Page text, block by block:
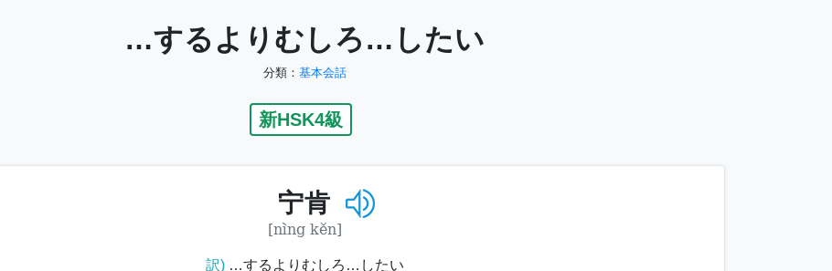
…するよりむしろ…したい
分類： 基本会話
新HSK4級
宁肯
[nìng kěn]
訳)…するよりむしろ…したい